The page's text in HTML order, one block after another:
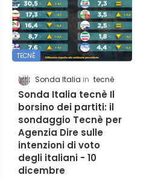
TECNÈ
Sonda Italia tecnè
Sonda Italia tecnè Il
borsino dei partiti: il
sondaggio Tecnè per
Agenzia Dire sulle
intenzioni di voto
degli italiani - 10
dicembre